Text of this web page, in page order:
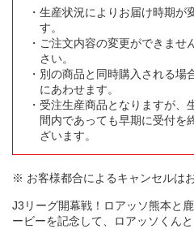
生産状況によりお届け時期が
す。
ご注文内容の変更ができませ
さい。
別の商品と同時購入される場
にあわせます。
受注生産商品となりますが、
間内であっても早期に受付を
ざいます。
※ お客様都合によるキャンセルは
J3リーグ開幕戦！ロアッソ熊本と
ービーを記念して、ロアッソくん